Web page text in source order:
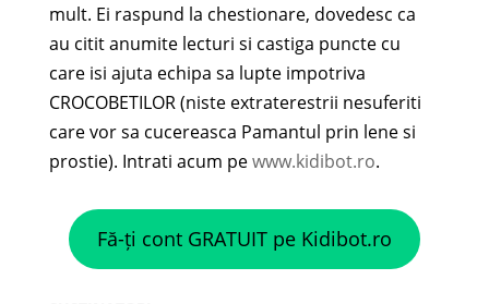
mult. Ei raspund la chestionare, dovedesc ca
au citit anumite lecturi si castiga puncte cu
care isi ajuta echipa sa lupte impotriva
CROCOBETILOR (niste extraterestrii nesuferiti
care vor sa cucereasca Pamantul prin lene si
prostie). Intrati acum pewww.kidibot.ro.
Fă-ți cont GRATUIT pe Kidibot.ro